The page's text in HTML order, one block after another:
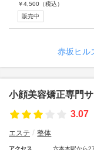
￥4,500 （税込）
販売中
赤坂ヒル
小顔美容矯正専門
3.07
エステ 整体
アクセス 六本木駅から